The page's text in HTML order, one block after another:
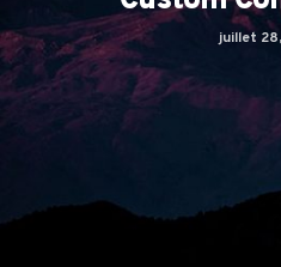
juillet